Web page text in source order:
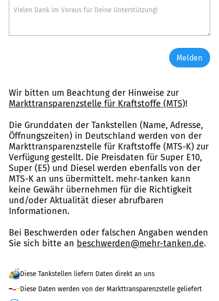
Melden
Wir bitten um Beachtung der Hinweise zur
Markttransparenzstelle für Kraftstoffe (MTS)!
Die Grunddaten der Tankstellen (Name, Adresse,
Öffnungszeiten) in Deutschland werden von der
Markttransparenzstelle für Kraftstoffe (MTS-K) zur
Verfügung gestellt. Die Preisdaten für Super E10,
Super (E5) und Diesel werden ebenfalls von der
MTS-K an uns übermittelt. mehr-tanken kann
keine Gewähr übernehmen für die Richtigkeit
und/oder Aktualität dieser abrufbaren
Informationen.
Bei Beschwerden oder falschen Angaben wenden
Sie sich bitte an beschwerden@mehr-tanken.de.
Diese Tankstellen liefern Daten direkt an uns
Diese Daten werden von der Markttransparenzstelle geliefert